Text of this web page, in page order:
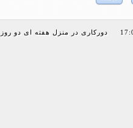
از 08:00 تا 17:00 دورکاری در منزل هفته ای